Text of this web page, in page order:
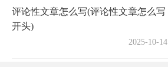
评论性文章怎么写(评论性文章怎么写
开头)
2025-10-14